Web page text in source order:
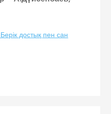
достық пен сан